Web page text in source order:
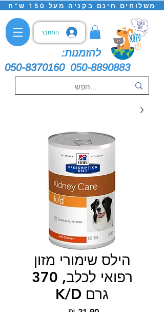
משלוחים חינם בקניה מעל 150 ש"ח
התחבר
להזמנות:
050-8370160 050-8890883
הילס שימורי מזון
רפואי לכלב, 370
גרם K/D